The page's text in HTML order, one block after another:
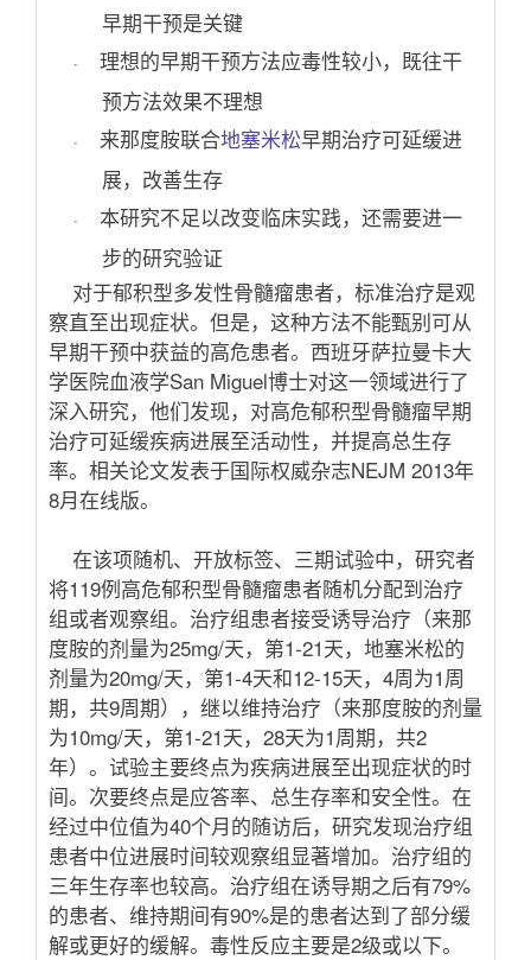
早期干预是关键
·
理想的早期干预方法应毒性较小，既往干
预方法效果不理想
· 来那度胺联合地塞米松早期治疗可延缓进
展，改善生存
·
本研究不足以改变临床实践，还需要进一
步的研究验证
对于郁积型多发性骨髓瘤患者，标准治疗是观
察直至出现症状。但是，这种方法不能甄别可从
早期干预中获益的高危患者。西班牙萨拉曼卡大
学医院血液学San Miguel博士对这一领域进行了
深入研究，他们发现，对高危郁积型骨髓瘤早期
治疗可延缓疾病进展至活动性，并提高总生存
率。相关论文发表于国际权威杂志NEJM 2013年
8月在线版。
在该项随机、开放标签、三期试验中，研究者
将119例高危郁积型骨髓瘤患者随机分配到治疗
组或者观察组。治疗组患者接受诱导治疗（来那
度胺的剂量为25mg/天，第1-21天，地塞米松的
剂量为20mg/天，第1-4天和12-15天， 4周为1周
期，共9周期），继以维持治疗（来那度胺的剂量
为10mg/天，第1-21天， 28天为1周期，共2
年）。试验主要终点为疾病进展至出现症状的时
间。次要终点是应答率、总生存率和安全性。在
经过中位值为40个月的随访后，研究发现治疗组
患者中位进展时间较观察组显著增加。治疗组的
三年生存率也较高。治疗组在诱导期之后有79%
的患者、维持期间有90%是的患者达到了部分缓
解或更好的缓解。毒性反应主要是2级或以下。